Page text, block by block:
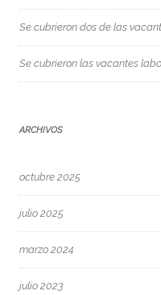
Se cubrieron dos de las
Se cubrieron las vacantes
ARCHIVOS
octubre 2025
julio 2025
marzo 2024
julio 2023